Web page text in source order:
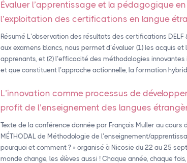
Évaluer l’apprentissage et la pédagogique
l’exploitation des certifications en langue
Résumé L’observation des résultats des certifications
aux examens blancs, nous permet d’évaluer (1) les acquis
apprenants, et (2) l’efficacité des méthodologies
et que constituent l’approche actionnelle, la formation
L’innovation comme processus de
profit de l’enseignement des langues
Texte de la conférence donnée par François Muller au cours
MÉTHODAL de Méthodologie de l’enseignement/
pourquoi et comment ? » organisé à Nicosie du 22 au 25
monde change, les élèves aussi ! Chaque année, chaque